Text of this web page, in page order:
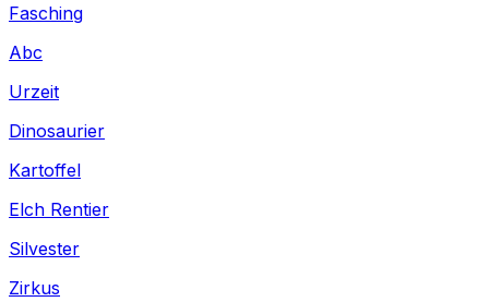
Fasching
Abc
Urzeit
Dinosaurier
Kartoffel
Elch Rentier
Silvester
Zirkus